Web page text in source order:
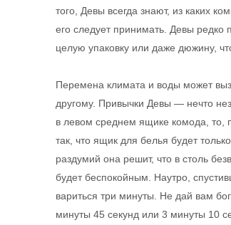
того, Девы всегда знают, из каких
его следует принимать. Девы редко
целую упаковку или даже дюжину,
Перемена климата и воды может
другому. Привычки Девы — нечто
в левом среднем ящике комода, то,
так, что ящик для белья будет
раздумий она решит, что в столь
будет беспокойным. Наутро,
вариться три минуты. Не дай вам
минуты 45 секунд или 3 минуты 10